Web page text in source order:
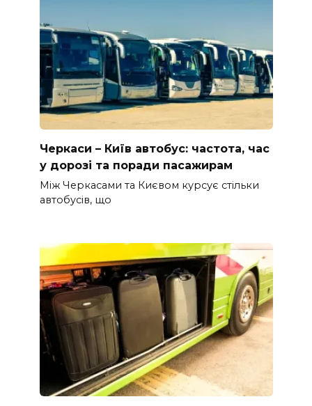
Черкаси – Київ автобус: частота, час
у дорозі та поради пасажирам
Між Черкасами та Києвом курсує стільки
автобусів, що